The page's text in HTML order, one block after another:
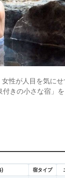
性が人目を気にせ
きの小さな宿」
) 宿タイプ